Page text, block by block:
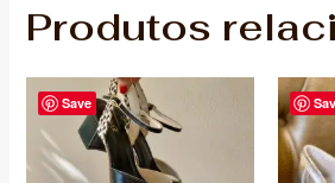
Produtos
Save